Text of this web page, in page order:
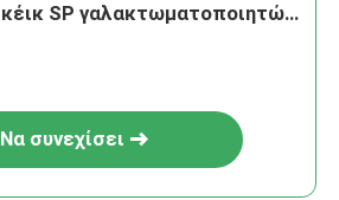
κέικ SP γαλακτωματοποιητών
Να συνεχίσει